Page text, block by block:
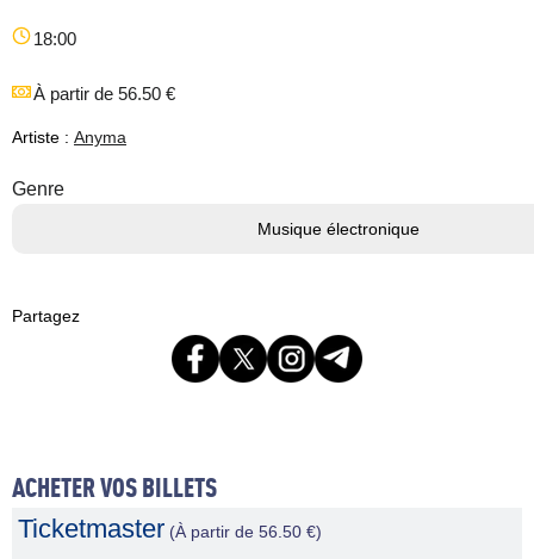
18:00
À partir de 56.50 €
Artiste : Anyma
Genre
Musique électronique
Partagez
ACHETER VOS BILLETS
Ticketmaster (À partir de 56.50 €)